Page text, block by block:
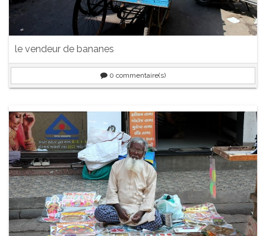
le vendeur de bananes
0 commentaire(s)